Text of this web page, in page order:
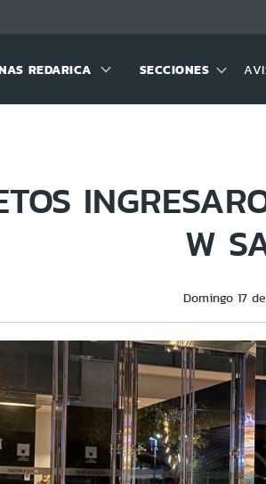
REDARICA SECCIONES
W
Domingo 17